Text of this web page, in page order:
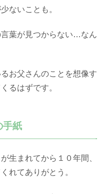
ないことも。
葉が見つからない…なん
お父さんのことを想像す
るはずです。
手紙
生まれてから１０年間、
れてありがとう。